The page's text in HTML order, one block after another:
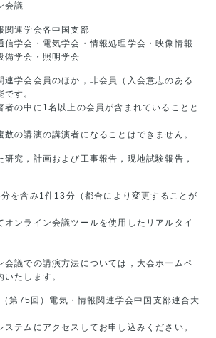
議
連学会各中国支部
・電気学会・情報処理学会・映像情報
備学会・照明学会
連学会会員のほか，非会員（入会意志のある
す。
に1名以上の会員が含まれていることと
演の講演者になることはできません。
究，計画および工事報告，現地試験報告，
を含み1件13分（都合により変更することが
イン会議ツールを使用したリアルタイ
の講演方法については，大会ホームペ
たします。
第75回）電気・情報関連学会中国支部連合大
アクセスしてお申し込みください。